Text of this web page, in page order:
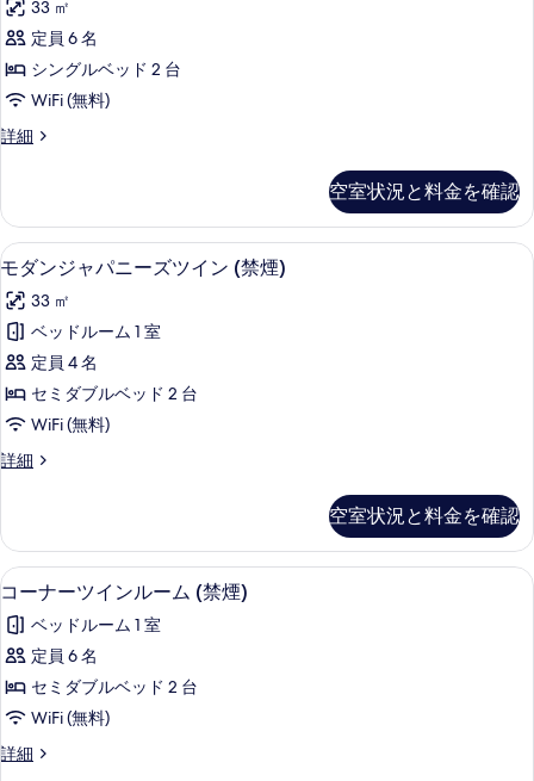
を
表
示
す
る
米
(禁
煙)
の
す
の
写
真
を
表
示
す
る
ン
33
米
(禁
の
ン
ダ
ー
ド
ツ
ン
33
平
米
(禁
煙)
(3
名
利
の
す
べ
て
の
写
真
を
33 ㎡
定員 6 名
シングルベッド 2 台
WiFi (無料)
詳細
ス
ー
ド
ツ
ン
33
米
(禁
煙)
(3
名
の
詳
細
空室状況と料金を確認
モ
ダ
ン
ジ
ャ
パ
ニ
ー
ツ
イ
ン
(禁
煙)
の
す
べ
モダンジャパニーズツイン (禁煙) |
8
モダンジャパニーズツイン (禁煙)
33 ㎡
ベッドルーム 1 室
定員 4 名
セミダブルベッド 2 台
WiFi (無料)
詳細
モ
ャ
パ
ニ
ズ
ツ
ン
(禁
の
空室状況と料金を確認
コ
ー
ナ
ー
ツ
イ
ン
コーナーツインルーム (禁煙) | WiFi (
10
コーナーツインルーム (禁煙)
ベッドルーム 1 室
定員 6 名
セミダブルベッド 2 台
WiFi (無料)
詳細
コ